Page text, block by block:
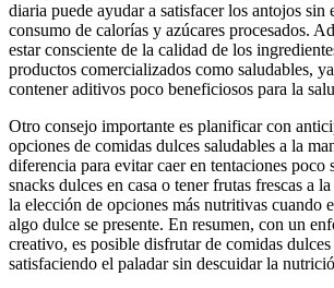
diaria puede ayudar a satisfacer los antojos sin
consumo de calorías y azúcares procesados.
estar consciente de la calidad de los
productos comercializados como saludables,
contener aditivos poco beneficiosos para la
Otro consejo importante es planificar con
opciones de comidas dulces saludables a la
diferencia para evitar caer en tentaciones poco
snacks dulces en casa o tener frutas frescas a
la elección de opciones más nutritivas cuando
algo dulce se presente. En resumen, con un
creativo, es posible disfrutar de comidas
satisfaciendo el paladar sin descuidar la